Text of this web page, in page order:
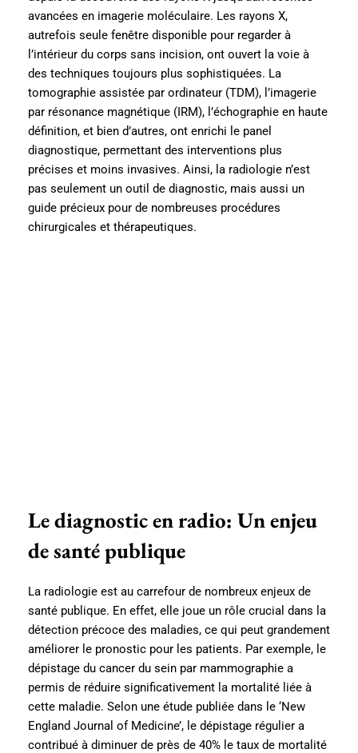
avancées en imagerie moléculaire. Les rayons X,
autrefois seule fenêtre disponible pour regarder à
l’intérieur du corps sans incision, ont ouvert la voie à
des techniques toujours plus sophistiquées. La
tomographie assistée par ordinateur (TDM), l’imagerie
par résonance magnétique (IRM), l’échographie en haute
définition, et bien d’autres, ont enrichi le panel
diagnostique, permettant des interventions plus
précises et moins invasives. Ainsi, la radiologie n’est
pas seulement un outil de diagnostic, mais aussi un
guide précieux pour de nombreuses procédures
chirurgicales et thérapeutiques.
Le diagnostic en radio: Un enjeu
de santé publique
La radiologie est au carrefour de nombreux enjeux de
santé publique. En effet, elle joue un rôle crucial dans la
détection précoce des maladies, ce qui peut grandement
améliorer le pronostic pour les patients. Par exemple, le
dépistage du cancer du sein par mammographie a
permis de réduire significativement la mortalité liée à
cette maladie. Selon une étude publiée dans le ‘New
England Journal of Medicine’, le dépistage régulier a
contribué à diminuer de près de 40% le taux de mortalité